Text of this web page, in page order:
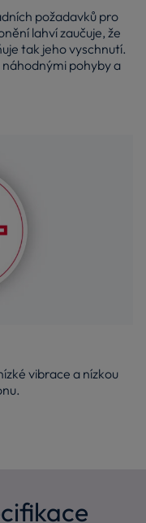
požadavků pro
lahví zaučuje, že
tak jeho vyschnutí.
pohyby a
vibrace a nízkou